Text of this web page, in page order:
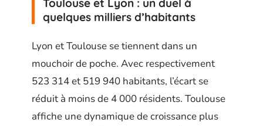
Toulouse et Lyon : un duel à
quelques milliers d’habitants
Lyon et Toulouse se tiennent dans un
mouchoir de poche. Avec respectivement
523 314 et 519 940 habitants, l’écart se
réduit à moins de 4 000 résidents. Toulouse
affiche une dynamique de croissance plus